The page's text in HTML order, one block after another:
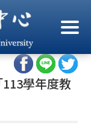
學年度教